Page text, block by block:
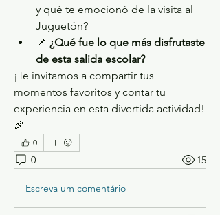
y qué te emocionó de la visita al
Juguetón?
📌 ¿Qué fue lo que más disfrutaste
de esta salida escolar?
¡Te invitamos a compartir tus
momentos favoritos y contar tu
experiencia en esta divertida actividad!
🎉
0
0 15
Escreva um comentário